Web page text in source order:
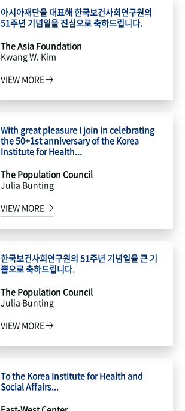
아시아재단을 대표해 한국보건사회연구원의
51주년 기념일을 진심으로 축하드립니다.
The Asia Foundation
Kwang W. Kim
VIEW MORE
With great pleasure I join in celebrating
the 50+1st anniversary of the Korea
Institute for Health...
The Population Council
Julia Bunting
VIEW MORE
한국보건사회연구원의 51주년 기념일을 큰 기
쁨으로 축하드립니다.
The Population Council
Julia Bunting
VIEW MORE
To the Korea Institute for Health and
Social Affairs...